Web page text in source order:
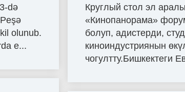
də
olunub.
e...
Круглый стол эл
«Кинопанорама»
болуп, адистерди,
киноиндустриянын
чогултту.Бишкектеги